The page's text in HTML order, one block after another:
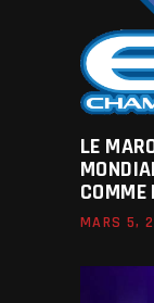
LE
COMME
MARS 5,